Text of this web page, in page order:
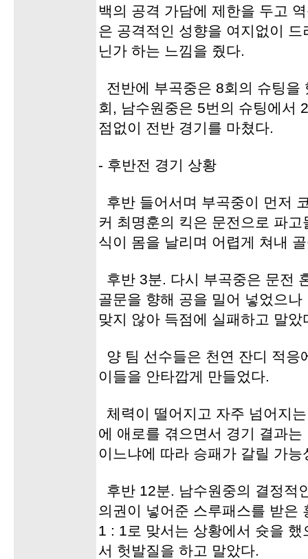
백의 공격 가담에 제한을 두고
은 공격적인 성향을 여지없이
닌가 하는 느낌을 줬다.
전반에 부곡중은 8회의 슈팅
회, 남수원중은 5번의 슈팅에서
점없이 전반 경기를 마쳤다.
- 후반전 경기 상황
후반 들어서며 부곡중이 먼저
커 최명훈의 킥은 문전으로 파
식이 몸을 날리며 어렵게 쳐내
후반 3분. 다시 부곡중은 문전
골문을 향해 공을 밀어 넣었으
맞지 않아 득점에 실패하고 말았
양 팀 선수들은 천연 잔디 적응
이들을 안타깝게 만들었다.
체력이 떨어지고 자주 넘어지
에 애로를 겪으면서 경기 결과
이느냐에 따라 승패가 갈릴 가
후반 12분. 남수원중의 결정적
의권이 넣어준 스루패스를 받은
1 : 1로 맞서는 상황에서 슛을
서 헛발질을 하고 말았다.